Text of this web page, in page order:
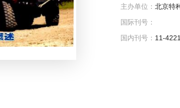
主办单位： 北京特
国际刊号：
国内刊号： 11-